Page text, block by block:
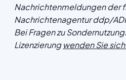
Nachrichtenmeldungen der
Nachrichtenagentur ddp/
Bei Fragen zu
Lizenzierungwenden Sie